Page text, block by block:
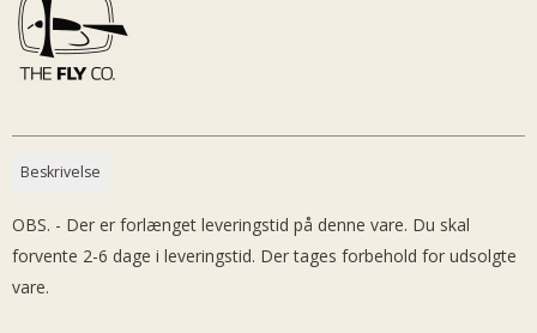
Beskrivelse
OBS. - Der er forlænget leveringstid på denne vare. Du skal
forvente 2-6 dage i leveringstid. Der tages forbehold for udsolgte
vare.